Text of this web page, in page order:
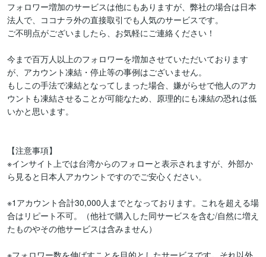
フォロワー増加のサービスは他にもありますが、弊社の場合は日本
法人で、ココナラ外の直接取引でも人気のサービスです。
ご不明点がございましたら、お気軽にご連絡ください！
今まで百万人以上のフォロワーを増加させていただいております
が、アカウント凍結・停止等の事例はございません。
もしこの手法で凍結となってしまった場合、嫌がらせで他人のアカ
ウントも凍結させることが可能なため、原理的にも凍結の恐れは低
いかと思います。
【注意事項】
※インサイト上では台湾からのフォローと表示されますが、外部か
ら見ると日本人アカウントですのでご安心ください。
※1アカウント合計30,000人までとなっております。これを超える場
合はリピート不可。（他社で購入した同サービスを含む/自然に増え
たものやその他サービスは含みません）